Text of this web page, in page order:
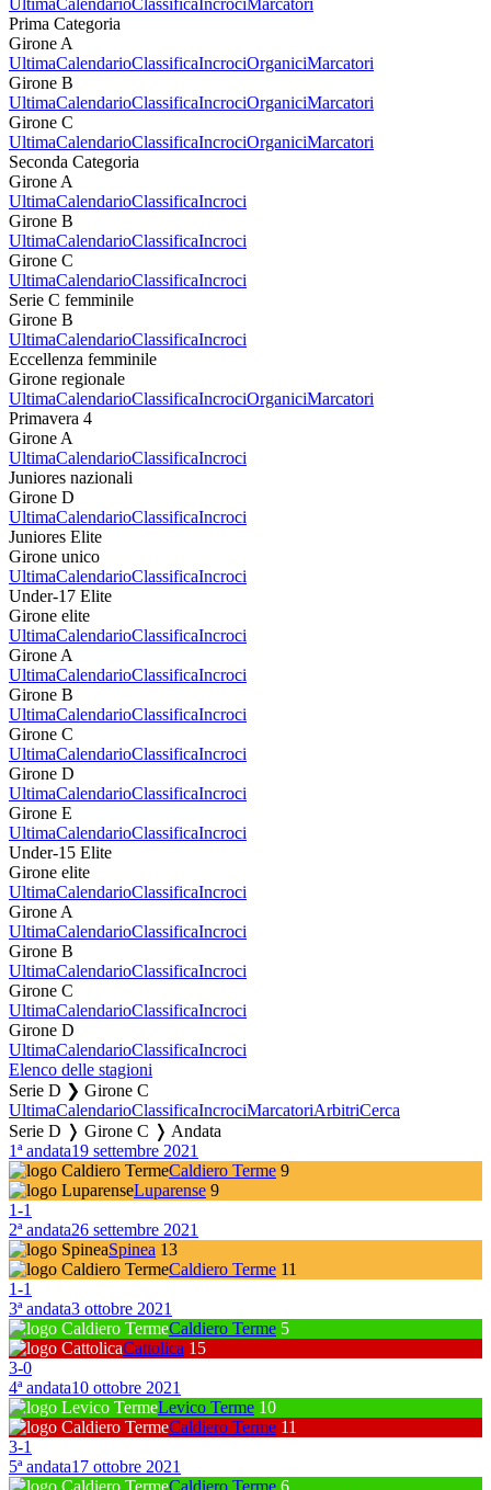
Prima Categoria
Girone A
UltimaCalendarioClassificaIncrociOrganiciMarcatori
Girone B
UltimaCalendarioClassificaIncrociOrganiciMarcatori
Girone C
UltimaCalendarioClassificaIncrociOrganiciMarcatori
Seconda Categoria
Girone A
UltimaCalendarioClassificaIncroci
Girone B
UltimaCalendarioClassificaIncroci
Girone C
UltimaCalendarioClassificaIncroci
Serie C femminile
Girone B
UltimaCalendarioClassificaIncroci
Eccellenza femminile
Girone regionale
UltimaCalendarioClassificaIncrociOrganiciMarcatori
Primavera 4
Girone A
UltimaCalendarioClassificaIncroci
Juniores nazionali
Girone D
UltimaCalendarioClassificaIncroci
Juniores Elite
Girone unico
UltimaCalendarioClassificaIncroci
Under-17 Elite
Girone elite
UltimaCalendarioClassificaIncroci
Girone A
UltimaCalendarioClassificaIncroci
Girone B
UltimaCalendarioClassificaIncroci
Girone C
UltimaCalendarioClassificaIncroci
Girone D
UltimaCalendarioClassificaIncroci
Girone E
UltimaCalendarioClassificaIncroci
Under-15 Elite
Girone elite
UltimaCalendarioClassificaIncroci
Girone A
UltimaCalendarioClassificaIncroci
Girone B
UltimaCalendarioClassificaIncroci
Girone C
UltimaCalendarioClassificaIncroci
Girone D
UltimaCalendarioClassificaIncroci
Elenco delle stagioni
Serie D ❯ Girone C
UltimaCalendarioClassificaIncrociMarcatoriArbitriCerca
Serie D ❭ Girone C ❭ Andata
1ª andata19 settembre 2021
Caldiero Terme 9
Luparense 9
1-1
2ª andata26 settembre 2021
Spinea 13
Caldiero Terme 11
1-1
3ª andata3 ottobre 2021
Caldiero Terme 5
Cattolica 15
3-0
4ª andata10 ottobre 2021
Levico Terme 10
Caldiero Terme 11
3-1
5ª andata17 ottobre 2021
Caldiero Terme 6